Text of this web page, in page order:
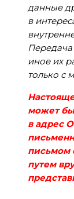
данные
в
иное их
только с
может
в адрес
письмом
путем